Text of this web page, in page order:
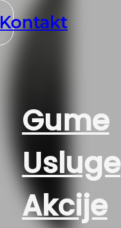
Kontakt
Gume
Usluge
Akcije